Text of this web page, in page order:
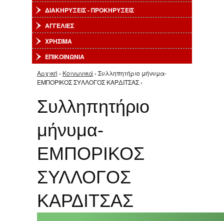
ΔΙΑΚΗΡΥΞΕΙΣ - ΠΡΟΚΗΡΥΞΕΙΣ
ΑΓΓΕΛΙΕΣ
ΧΡΗΣΙΜΑ
ΕΠΙΚΟΙΝΩΝΙΑ
Είστε εδώ
Αρχική › Κοινωνικά › Συλληπητήριο μήνυμα-
ΕΜΠΟΡΙΚΟΣ ΣΥΛΛΟΓΟΣ ΚΑΡΔΙΤΣΑΣ ›
Συλληπητήριο
μήνυμα-
ΕΜΠΟΡΙΚΟΣ
ΣΥΛΛΟΓΟΣ
ΚΑΡΔΙΤΣΑΣ